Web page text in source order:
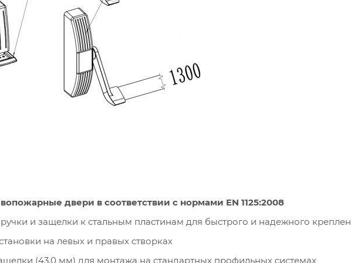
двери в соответствии с нормами EN 1125:2008
и защелки к стальным пластинам для быстрого и надежного
на левых и правых створках
(43,0 мм) для монтажа на стандартных профильных системах